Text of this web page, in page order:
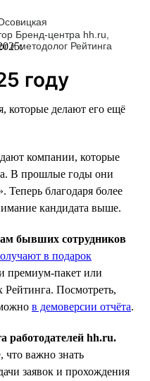
Бренд-центра hh.ru,
и методолог Рейтинга
году
которые делают его ещё
компании, которые
В прошлые годы они
Теперь благодаря более
кандидата выше.
бывших сотрудников
в подарок
премиум-пакет или
Рейтинга. Посмотреть,
в демоверсии отчёта.
работодателей hh.ru.
что важно знать
заявок и прохождения